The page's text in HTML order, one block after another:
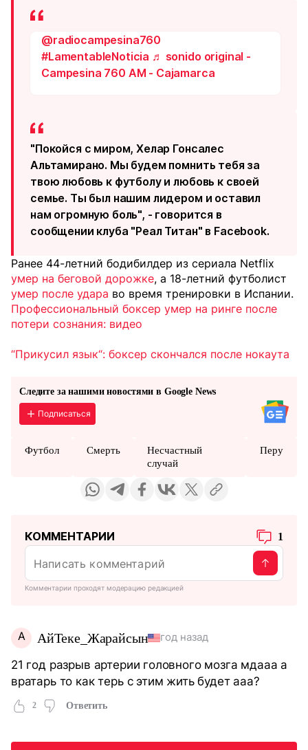
@radiocampesina760
#LamentableNoticia ♬ sonido original -
Campesina 760 AM - Cajamarca
"Покойся с миром, Хелар Гонсалес
Альтамирано. Мы будем помнить тебя за
твою любовь к футболу и любовь к своей
семье. Ты был нашим лидером и оставил
нам огромную боль", - говорится в
сообщении клуба "Реал Титан" в Facebook.
Ранее 44-летний бодибилдер из сериала Netflix
умер на беговой дорожке, а 18-летний футболист
умер после удара во время тренировки в Испании.
Профессиональный боксер умер на ринге после
потери сознания: видео
“Прикусил язык“: боксер скончался после нокаута
Следите за нашими новостями в Google News
Подписаться
Футбол Смерть
Несчастный
случай
Перу
КОММЕНТАРИИ 1
Комментарии проходят модерацию редакцией
А АйТеке_Жарайсын год назад
21 год разрыв артерии головного мозга мдааа а
вратарь то как терь с этим жить будет ааа?
2 Ответить